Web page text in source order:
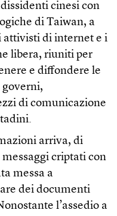
cinesi con
di Taiwan, a
attivisti di internet e i
libera, riuniti per
e diffondere le
di comunicazione
arriva, di
criptati con
messa a
dei documenti
l’assedio a